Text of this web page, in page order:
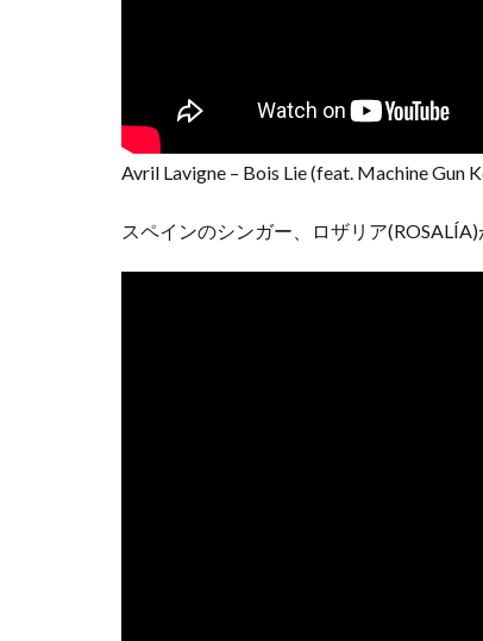
Avril Lavigne – Bois Lie (feat. Machine Gun
スペインのシンガー、ロザリア